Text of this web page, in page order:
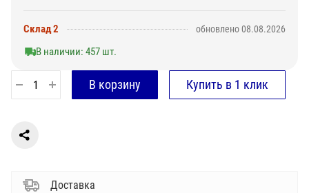
Склад 2 обновлено 08.08.2026
В наличии: 457 шт.
Доставка